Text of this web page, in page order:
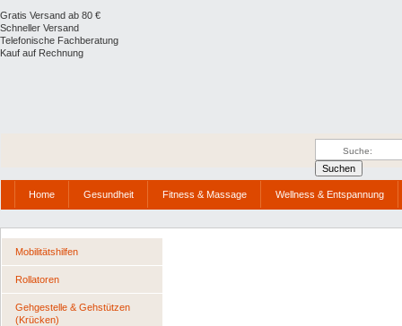
Gratis Versand ab 80 €
Schneller Versand
Telefonische Fachberatung
Kauf auf Rechnung
Home Gesundheit Fitness & Massage Wellness & Entspannung
Mobilitätshilfen
Rollatoren
Gehgestelle & Gehstützen
(Krücken)